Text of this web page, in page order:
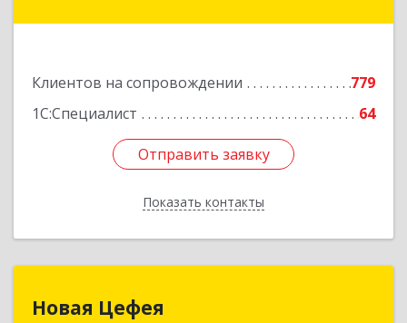
Клиентов на сопровождении
779
1С:Специалист
64
Отправить заявку
Показать контакты
Отправить заявку
Назад
Новая Цефея